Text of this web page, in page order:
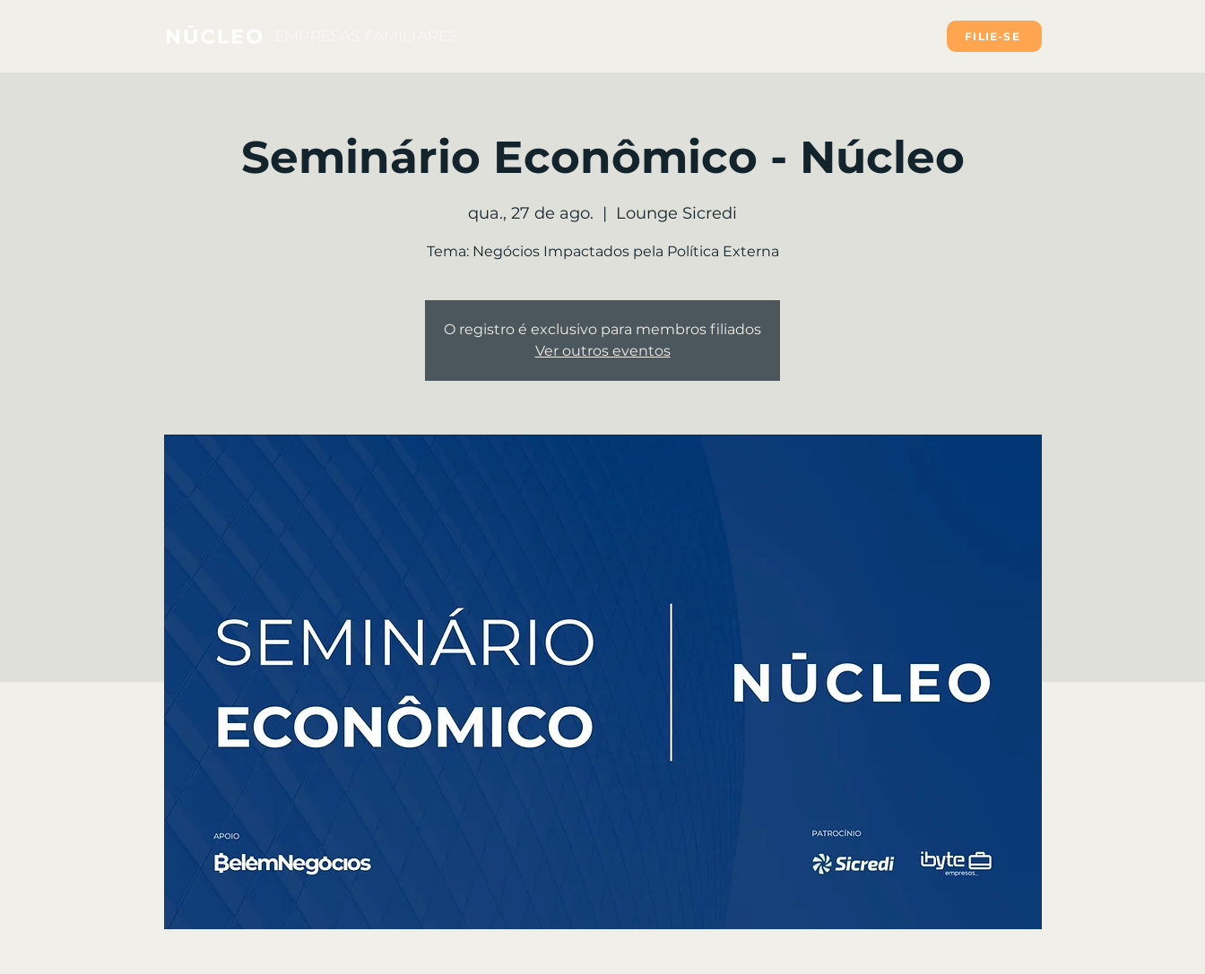
FILIE-SE
Seminário Econômico - Núcleo
qua., 27 de ago.
  |
Lounge Sicredi
Tema: Negócios Impactados pela Política Externa
O registro é exclusivo para membros filiados
Ver outros eventos